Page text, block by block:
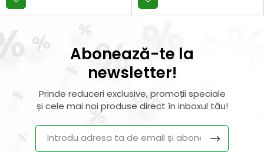
Abonează-te la
newsletter!
Prinde reduceri exclusive, promoții speciale
și cele mai noi produse direct în inboxul tău!